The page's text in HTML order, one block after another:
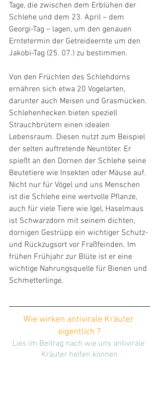
Tage, die zwischen dem Erblühen der
Schlehe und dem 23. April – dem
Georgi-Tag – lagen, um den genauen
Erntetermin der Getreideernte um den
Jakobi-Tag (25. 07.) zu bestimmen.
Von den Früchten des Schlehdorns
ernähren sich etwa 20 Vogelarten,
darunter auch Meisen und Grasmücken.
Schlehenhecken bieten speziell
Strauchbrütern einen idealen
Lebensraum. Diesen nutzt zum Beispiel
der selten auftretende Neuntöter. Er
spießt an den Dornen der Schlehe seine
Beutetiere wie Insekten oder Mäuse auf.
Nicht nur für Vögel und uns Menschen
ist die Schlehe eine wertvolle Pflanze,
auch für viele Tiere wie Igel, Haselmaus
ist Schwarzdorn mit seinem dichten,
dornigen Gestrüpp ein wichtiger Schutz-
und Rückzugsort vor Fraßfeinden. Im
frühen Frühjahr zur Blüte ist er eine
wichtige Nahrungsquelle für Bienen und
Schmetterlinge.
Wie wirken antivirale Kräuter
eigentlich ?
Lies im Beitrag nach wie uns antivirale
Kräuter helfen können